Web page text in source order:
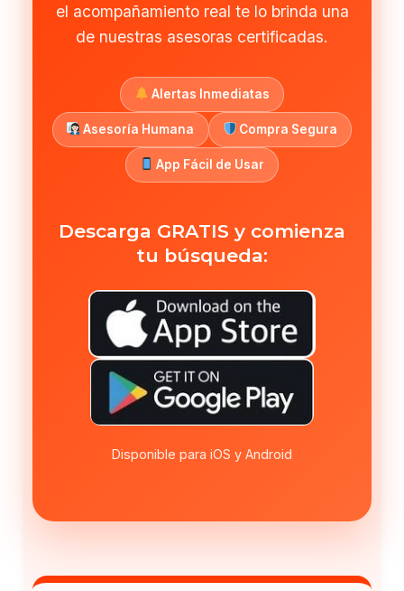
el acompañamiento real te lo brinda una
de nuestras asesoras certificadas.
Alertas Inmediatas
Asesoría Humana Compra Segura
App Fácil de Usar
Descarga GRATIS y comienza
tu búsqueda:
Disponible para iOS y Android